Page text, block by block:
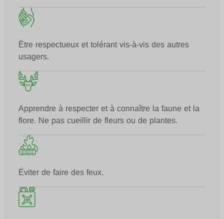
Être respectueux et tolérant vis-à-vis des autres
usagers.
Apprendre à respecter et à connaître la faune et la
flore. Ne pas cueillir de fleurs ou de plantes.
Éviter de faire des feux.